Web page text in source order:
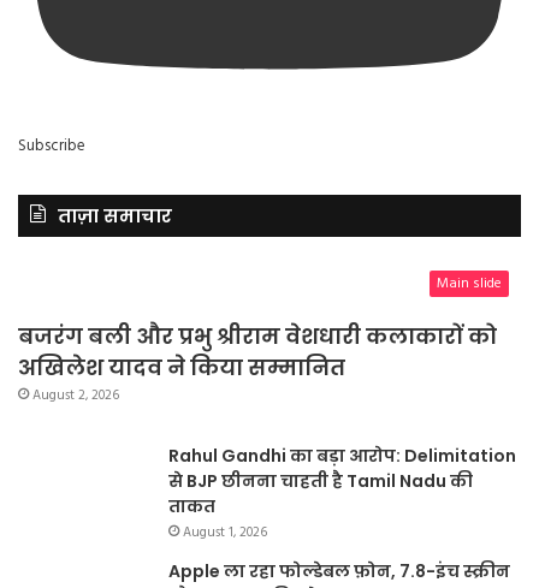
Subscribe
ताज़ा समाचार
Main slide
बजरंग बली और प्रभु श्रीराम वेशधारी कलाकारों को
अखिलेश यादव ने किया सम्मानित
August 2, 2026
Rahul Gandhi का बड़ा आरोप: Delimitation
से BJP छीनना चाहती है Tamil Nadu की
ताकत
August 1, 2026
Apple ला रहा फोल्डेबल फ़ोन, 7.8-इंच स्क्रीन